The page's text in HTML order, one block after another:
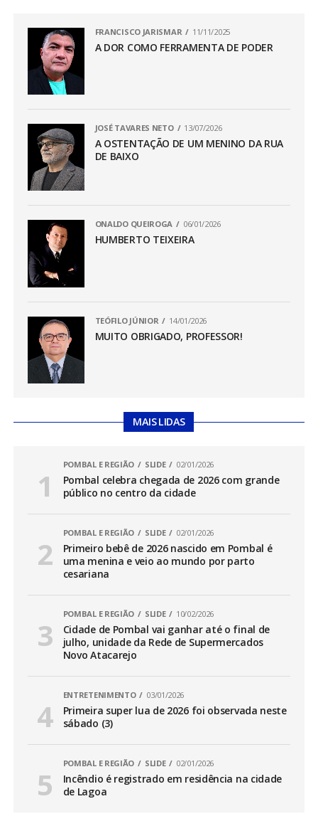
FRANCISCO JARISMAR 11/11/2025
A DOR COMO FERRAMENTA DE PODER
JOSÉ TAVARES NETO 13/07/2026
A OSTENTAÇÃO DE UM MENINO DA RUA
DE BAIXO
ONALDO QUEIROGA 06/01/2026
HUMBERTO TEIXEIRA
TEÓFILO JÚNIOR 14/01/2026
MUITO OBRIGADO, PROFESSOR!
MAIS LIDAS
POMBAL E REGIÃO SLIDE 02/01/2026
Pombal celebra chegada de 2026 com grande
público no centro da cidade
POMBAL E REGIÃO SLIDE 02/01/2026
Primeiro bebê de 2026 nascido em Pombal é
uma menina e veio ao mundo por parto
cesariana
POMBAL E REGIÃO SLIDE 10/02/2026
Cidade de Pombal vai ganhar até o final de
julho, unidade da Rede de Supermercados
Novo Atacarejo
ENTRETENIMENTO 03/01/2026
Primeira super lua de 2026 foi observada neste
sábado (3)
POMBAL E REGIÃO SLIDE 02/01/2026
Incêndio é registrado em residência na cidade
de Lagoa